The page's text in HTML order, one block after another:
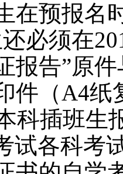
在预报名
必须在
报告”原
件（A4
科插班
试各科考